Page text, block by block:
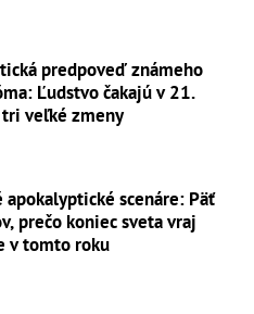
predpoveď známeho
Ľudstvo čakajú v 21.
veľké zmeny
apokalyptické scenáre: Päť
prečo koniec sveta vraj
v tomto roku